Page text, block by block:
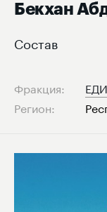
Бекхан
Состав
Фракция:
Регион: